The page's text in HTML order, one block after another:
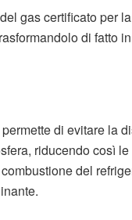
gas certificato per
di fatto
di evitare la
riducendo così
del